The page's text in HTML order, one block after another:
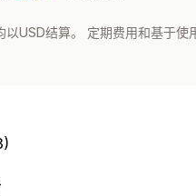
以USD结算。 定期费用和基于使